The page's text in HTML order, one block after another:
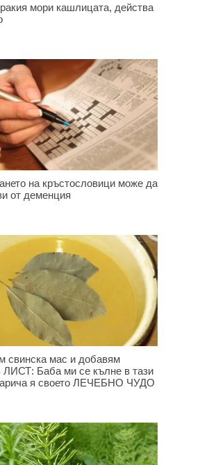
мори кашлицата, действа
на кръстословици може да
от деменция
свинска мас и добавям
Баба ми се кълне в тази
я своето ЛЕЧЕБНО ЧУДО